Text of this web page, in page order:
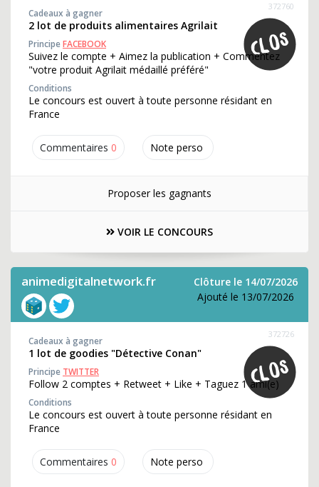
Commentaires 0 Note perso
372760
Cadeaux à gagner
2 lot de produits alimentaires Agrilait
PrincipeFACEBOOK
Suivez le compte + Aimez la publication + Commentez
"votre produit Agrilait médaillé préféré"
Conditions
Le concours est ouvert à toute personne résidant en
France
Proposer les gagnants
VOIR LE CONCOURS
animedigitalnetwork.fr
Clôture le 14/07/2026
Ajouté le 13/07/2026
Commentaires 0 Note perso
372726
Cadeaux à gagner
1 lot de goodies "Détective Conan"
Principe TWITTER
Follow 2 comptes + Retweet + Like + Taguez 1 ami(e)
Conditions
Le concours est ouvert à toute personne résidant en
France